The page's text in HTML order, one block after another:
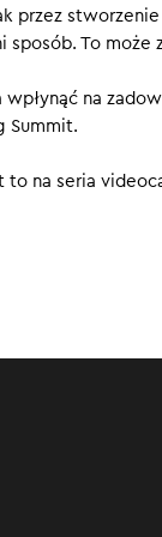
zadań i celów,
polecania firmy
komunikacji i
przez
sposób. To może
wpłynąć na
Summit.
to na seria